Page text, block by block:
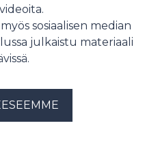
sosiaalisen median
julkaistu materiaali